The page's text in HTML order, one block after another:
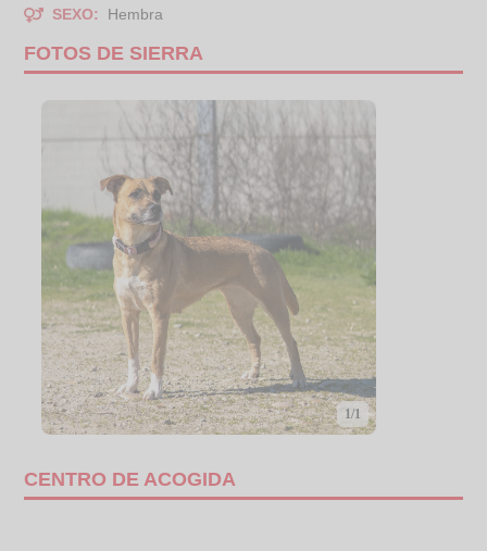
SEXO:
Hembra
FOTOS DE SIERRA
1/1
CENTRO DE ACOGIDA